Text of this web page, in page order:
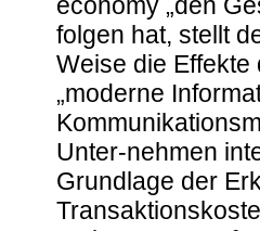
folgen hat, stellt
Weise die
„moderne
Unter-nehmen
Grundlage der